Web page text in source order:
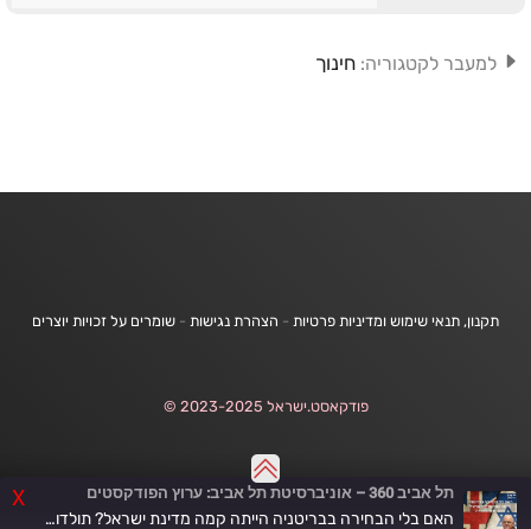
X תל אביב 360 – אוניברסיטת תל אביב: ערוץ הפודקסטים
האם בלי הבחירה בבריטניה הייתה קמה מדינת ישראל? תולדות השכל הציוני (פרק 3)
למעבר לקטגוריה: חינוך
תקנון, תנאי שימוש ומדיניות פרטיות - הצהרת נגישות - שומרים על זכויות יוצרים
פודקאסט.ישראל 2023-2025 ©